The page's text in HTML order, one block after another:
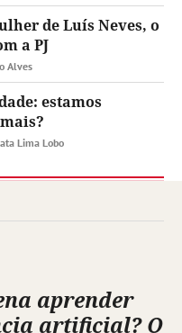
de Luís Neves, o
a PJ
Alves
estamos
Lima Lobo
aprender
artificial? O